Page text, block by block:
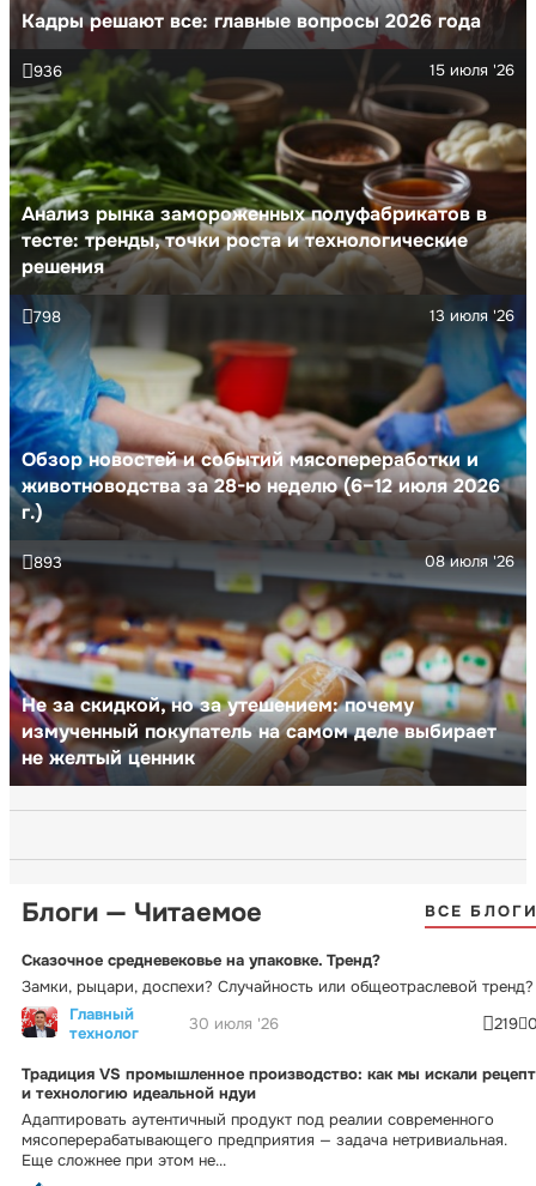
Кадры решают все: главные вопросы 2026 года
Анализ рынка замороженных полуфабрикатов в
тесте: тренды, точки роста и технологические
решения
15 июля '26
936
Обзор новостей и событий мясопереработки и
животноводства за 28-ю неделю (6–12 июля 2026
г.)
13 июля '26
798
Не за скидкой, но за утешением: почему
измученный покупатель на самом деле выбирает
не желтый ценник
08 июля '26
893
Блоги — Читаемое ВСЕ
Сказочное средневековье на упаковке. Тренд?
Замки, рыцари, доспехи? Случайность или общеотраслевой тренд?
Главный
технолог
30 июля '26 219
Традиция VS промышленное производство: как мы искали рецепт
и технологию идеальной ндуи
Адаптировать аутентичный продукт под реалии современного
мясоперерабатывающего предприятия — задача нетривиальная.
Еще сложнее при этом не...